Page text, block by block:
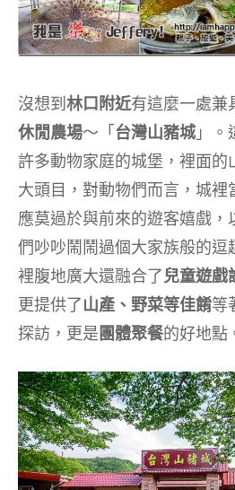
沒想到 林口附近有這麼一處兼
休閒農場～「台灣山豬城 」
許多動物家庭的城堡，裡面的
大頭目，對動物們而言，城裡
應莫過於與前來的遊客嬉戲，
們吵吵鬧鬧過個大家族般的逗
裡腹地廣大還融合了 兒童遊戲
更提供了山產、野菜等佳餚等
探訪，更是團體聚餐的好地點